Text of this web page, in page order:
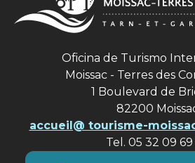
Oficina de Turismo
Moissac - Terres des
1 Boulevard de
82200
accueil@ tourisme-
Tel. 05 32 09 69